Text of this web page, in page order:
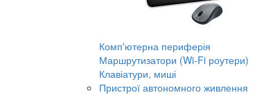
Комп'ютерна периферія
Маршрутизатори (Wi-Fi роутери)
Клавіатури, миші
Пристрої автономного живлення